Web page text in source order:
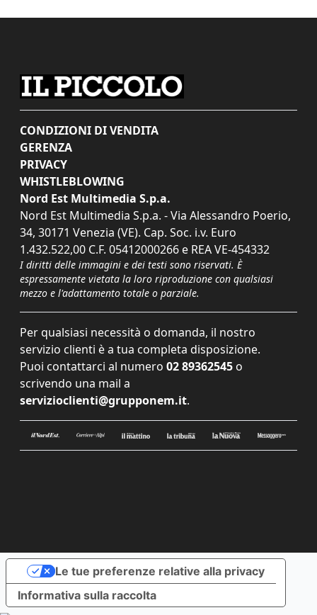
CONDIZIONI DI VENDITA
GERENZA
PRIVACY
WHISTLEBLOWING
Nord Est Multimedia S.p.a.
Nord Est Multimedia S.p.a. - Via Alessandro Poerio,
34, 30171 Venezia (VE). Cap. Soc. i.v. Euro
1.432.522,00 C.F. 05412000266 e REA VE-454332
I diritti delle immagini e dei testi sono riservati. È
espressamente vietata la loro riproduzione con qualsiasi
mezzo e l'adattamento totale o parziale.
Per qualsiasi necessità o domanda, il nostro
servizio clienti è a tua completa disposizione.
Puoi contattarci al numero 02 89362545 o
scrivendo una mail a
servizioclienti@grupponem.it.
Informativa sulla raccolta
Le tue preferenze relative alla privacy